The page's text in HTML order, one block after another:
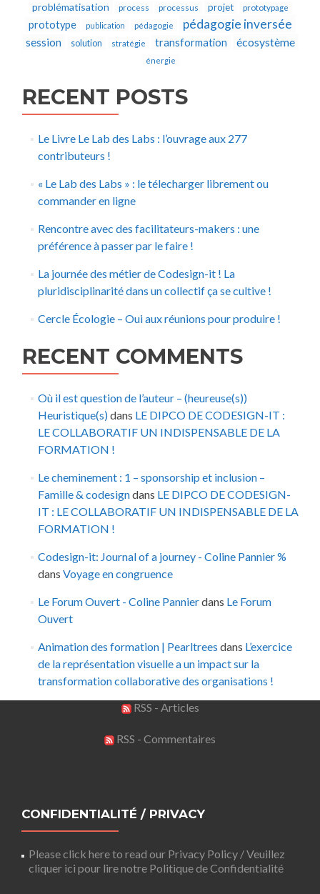
problématisation process processus projet prototypage
prototype publication pédagogie pédagogie inversée
session solution stratégie transformation écosystème
énergie
RECENT POSTS
Le Livre Le Lab des Labs : l’ouvrage aux 277
contributeurs !
« Le Lab des Labs » : le télecharger librement ou
commander en ligne
Rencontre avec des facilitateurs-makers : une
préférence à passer par le faire !
La journée des métier de Codesign-it ! La
pluridisciplinarité dans un collectif ça se cultive !
Cercle Écologie – Oui aux réunions pour produire !
RECENT COMMENTS
Où il est question de l’auteur – (heureuse(s))
Heuristique(s)dans LE DIPCO DE CODESIGN-IT :
LE COLLABORATIF UN INDISPENSABLE DE LA
FORMATION !
Le cheminement : 1 – sponsorship et inclusion –
Famille & codesigndans LE DIPCO DE CODESIGN-
IT : LE COLLABORATIF UN INDISPENSABLE DE LA
FORMATION !
Codesign-it: Journal of a journey - Coline Pannier %
dans Voyage en congruence
Le Forum Ouvert - Coline Pannierdans Le Forum
Ouvert
Animation des formation | Pearltrees dans L’exercice
de la représentation visuelle a un impact sur la
transformation collaborative des organisations !
RSS - Articles
RSS - Commentaires
CONFIDENTIALITÉ / PRIVACY
Please click here to read our Privacy Policy / Veuillez
cliquer ici pour lire notre Politique de Confidentialité